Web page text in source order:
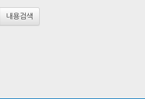
내용검색